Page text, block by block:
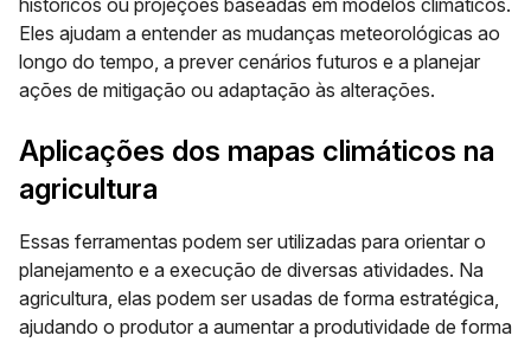
históricos ou projeções baseadas em modelos climáticos.
Eles ajudam a entender as mudanças meteorológicas ao
longo do tempo, a prever cenários futuros e a planejar
ações de mitigação ou adaptação às alterações.
Aplicações dos mapas climáticos na
agricultura
Essas ferramentas podem ser utilizadas para orientar o
planejamento e a execução de diversas atividades. Na
agricultura, elas podem ser usadas de forma estratégica,
ajudando o produtor a aumentar a produtividade de forma